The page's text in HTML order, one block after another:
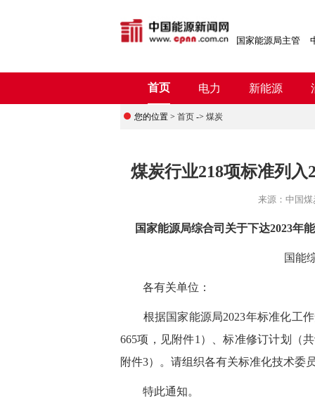
国家能源局主管
首页 电力 新能源
您的位置 > 首页 -> 煤炭
煤炭行业218项标准列
来源： 中国煤
国家能源局综合司关于下达2023年
国能
各有关单位：
根据国家能源局2023年标准化工作
665项，见附件1）、标准修订计划（
附件3）。请组织各有关标准化技术委
特此通知。